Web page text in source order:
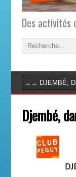
Des activités
Djembé,